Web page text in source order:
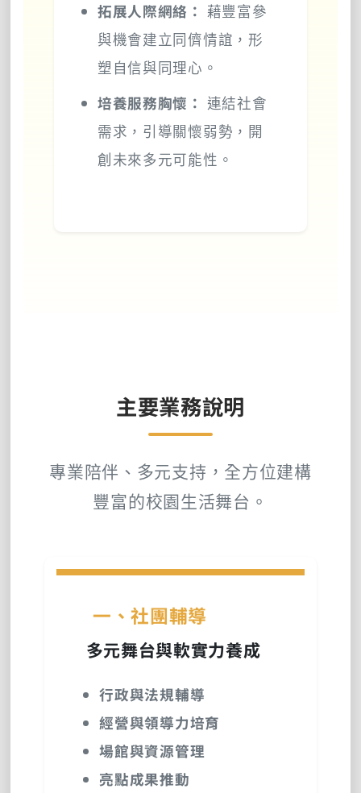
拓展人際網絡： 藉豐富參
與機會建立同儕情誼，形
塑自信與同理心。
培養服務胸懷： 連結社會
需求，引導關懷弱勢，開
創未來多元可能性。
主要業務說明
專業陪伴、多元支持，全方位建構
豐富的校園生活舞台。
一、社團輔導
多元舞台與軟實力養成
行政與法規輔導
經營與領導力培育
場館與資源管理
亮點成果推動